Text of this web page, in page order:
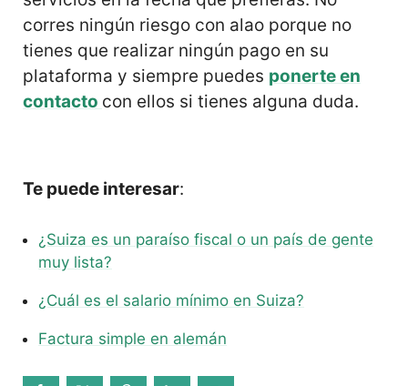
corres ningún riesgo con alao porque no
tienes que realizar ningún pago en su
plataforma y siempre puedes ponerte en
contacto con ellos si tienes alguna duda.
Te puede interesar:
¿Suiza es un paraíso fiscal o un país de gente
muy lista?
¿Cuál es el salario mínimo en Suiza?
Factura simple en alemán